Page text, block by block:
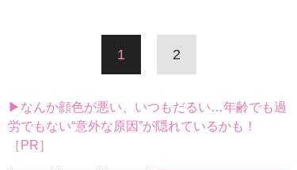
1 2
▶なんか顔色が悪い、いつもだるい…年齢でも過
労でもない“意外な原因”が隠れているかも！
［PR］